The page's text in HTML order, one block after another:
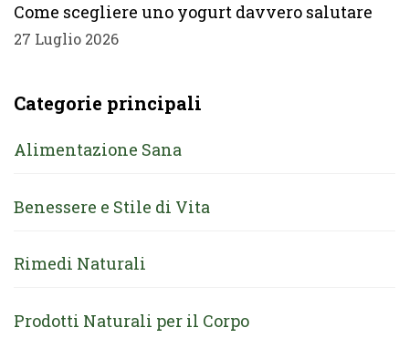
Come scegliere uno yogurt davvero salutare
27 Luglio 2026
Categorie principali
Alimentazione Sana
Benessere e Stile di Vita
Rimedi Naturali
Prodotti Naturali per il Corpo